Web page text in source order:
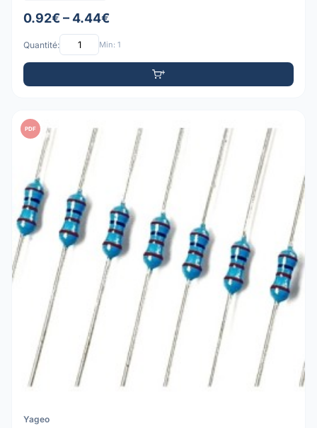
0.92€ – 4.44€
Quantité: Min: 1
PDF
Yageo